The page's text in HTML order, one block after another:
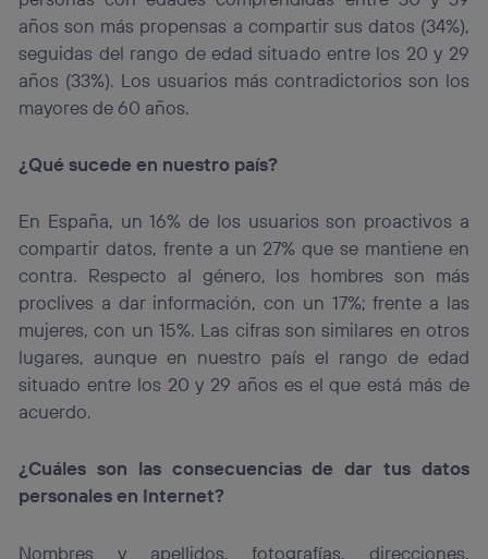
años son más propensas a compartir sus datos (34%),
seguidas del rango de edad situado entre los 20 y 29
años (33%). Los usuarios más contradictorios son los
mayores de 60 años.
¿Qué sucede en nuestro país?
En España, un 16% de los usuarios son proactivos a
compartir datos, frente a un 27% que se mantiene en
contra. Respecto al género, los hombres son más
proclives a dar información, con un 17%; frente a las
mujeres, con un 15%. Las cifras son similares en otros
lugares, aunque en nuestro país el rango de edad
situado entre los 20 y 29 años es el que está más de
acuerdo.
¿Cuáles son las consecuencias de dar tus datos
personales en Internet?
Nombres y apellidos, fotografías, direcciones,